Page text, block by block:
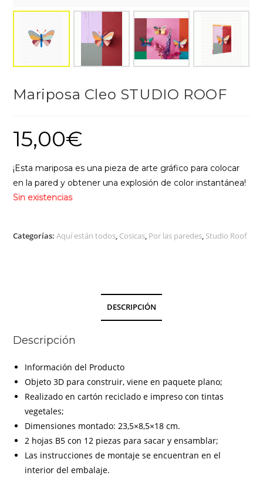
Mariposa Cleo STUDIO ROOF
15,00€
¡Esta mariposa es una pieza de arte gráfico para colocar
en la pared y obtener una explosión de color instantánea!
Sin existencias
Categorías:Aquí están todos, Cosicas, Por las paredes, Studio Roof
DESCRIPCIÓN
Descripción
Información del Producto
Objeto 3D para construir, viene en paquete plano;
Realizado en cartón reciclado e impreso con tintas
vegetales;
Dimensiones montado: 23,5×8,5×18 cm.
2 hojas B5 con 12 piezas para sacar y ensamblar;
Las instrucciones de montaje se encuentran en el
interior del embalaje.